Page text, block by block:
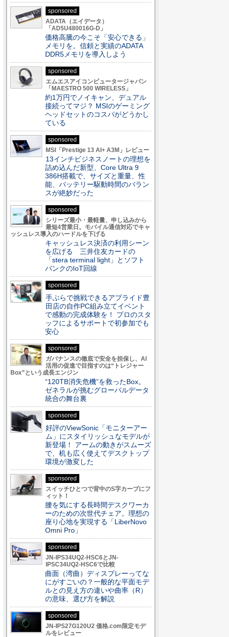
sponsored
ADATA（エイデータ）
「AD5U480016G-D」
価格高騰の今こそ「安心できる」
メモリを。信頼と実績のADATA
DDR5メモリを導入しよう
sponsored
エムエスアイコンピュータージャパン
「MAESTRO 500 WIRELESS」
約1万円でノイキャン、デュアル
接続ってマジ？ MSIのゲーミング
ヘッドセットのコスパがどうかし
ている
sponsored
MSI「Prestige 13 AI+ A3M」レビュー
13インチビジネスノートの理想を
詰め込んだ新型、Core Ultra 9
386H搭載で、サイズと重量、性
能、バッテリー駆動時間のバラン
スが絶妙だった
sponsored
シリーズ最小・最軽量、申し込みから
最短4営業日。モバイル通信対応でキャ
ッシュレス導入のハードルを下げる
キャッシュレス決済の利用シーン
を広げる 三井住友カードの
「stera terminal light」とソフト
バンクのIoT回線
sponsored
手ぶらで挑戦できるアプライド豊
田店の自作PC組み立てイベント
で感動の完成体験を！ プロのスタ
ッフによるサポートで初参加でも
安心
sponsored
ガバナンスの徹底で安全を担保し、AI
活用の促進で目指すのは“トレジャー
Box”という成長エンジン
“120TB消失危機”を救ったBox。
ゼネラルが挑むグローバルデータ
統合の舞台裏
sponsored
好評のViewSonic「モニターアー
ム」にスタイリッシュなモデルが
新登場！ アームの動きがスムーズ
で、机も広く使えてデスクトップ
環境が激変した
sponsored
スイッチひとつで背中のS字カーブにフ
ィット！
腰を気にする長時間デスクワーカ
ーのための次世代チェア。理想の
座り心地を実現する「LiberNovo
Omni Pro」
sponsored
JN-IPS34UQ2-HSC6とJN-
IPSC34UQ2-HSC6で比較
曲面（湾曲）ディスプレーってな
にがすごいの？一般的な平面モデ
ルとの見え方の違いや曲率（R）
の意味、選び方を解説
sponsored
JN-IPS27G120U2 価格.com限定モデ
ルをレビュー